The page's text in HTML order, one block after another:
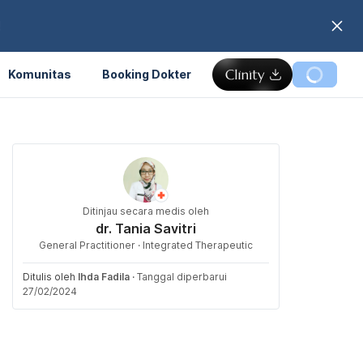
Komunitas Booking Dokter
Ditinjau secara medis oleh
dr. Tania Savitri
General Practitioner · Integrated Therapeutic
Ditulis oleh Ihda Fadila · Tanggal diperbarui
27/02/2024